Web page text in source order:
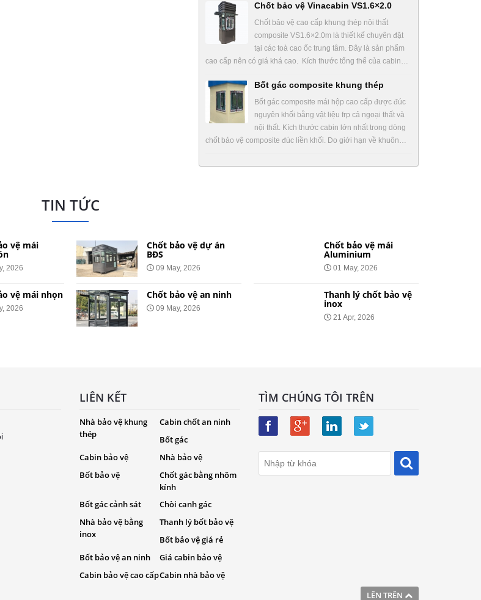
Chốt bảo vệ Vinacabin VS1.6×2.0
Chốt bảo vệ cao cấp khung thép nội thất
composite VS1.6×2.0m là thiết kế chuyên đặt
tại các toà cao ốc trung tâm. Đây là sản phẩm
cao cấp nên có giá khá cao. Kích thước tổng thể của cabin…
Bốt gác composite khung thép
Bốt gác composite mái hộp cao cấp được đúc
nguyên khối bằng vật liệu frp cả ngoại thất và
nội thất. Kích thước cabin lớn nhất trong dòng
chốt bảo vệ composite đúc liền khối. Do giới hạn về khuôn…
TIN TỨC
vệ mái
2026
vệ mái nhọn
2026
Chốt bảo vệ dự án
BĐS
09 May, 2026
Chốt bảo vệ an ninh
09 May, 2026
Chốt bảo vệ mái
Aluminium
01 May, 2026
Thanh lý chốt bảo vệ
inox
21 Apr, 2026
LÊN TRÊN
LIÊN KẾT
Nhà bảo vệ khung
thép
Cabin chốt an ninh
Bốt gác
Cabin bảo vệ
Nhà bảo vệ
Bốt bảo vệ
Chốt gác bằng nhôm
kính
Bốt gác cảnh sát
Chòi canh gác
Nhà bảo vệ bằng
inox
Thanh lý bốt bảo vệ
Bốt bảo vệ giá rẻ
Bốt bảo vệ an ninh
Giá cabin bảo vệ
Cabin bảo vệ cao cấpCabin nhà bảo vệ
TÌM CHÚNG TÔI TRÊN